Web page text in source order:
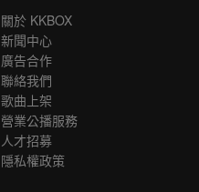
關於 KKBOX
新聞中心
廣告合作
聯絡我們
歌曲上架
營業公播服務
人才招募
隱私權政策